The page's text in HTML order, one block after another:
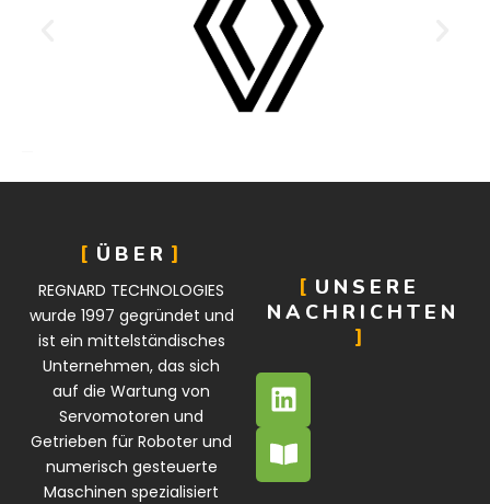
ÜBER
REGNARD TECHNOLOGIES
wurde 1997 gegründet und
ist ein mittelständisches
Unternehmen, das sich
auf die Wartung von
Servomotoren und
Getrieben für Roboter und
numerisch gesteuerte
Maschinen spezialisiert
UNSERE
NACHRICHTEN